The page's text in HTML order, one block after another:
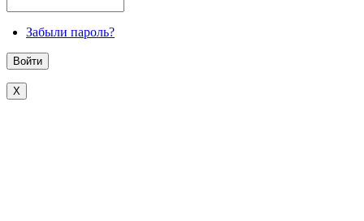
Забыли пароль?
X